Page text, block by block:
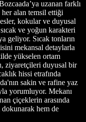
uzanan farklı
her alan temsil ettiği
kokular ve duyusal
ve yoğun karakteri
geliyor. Sıcak tonların
mekansal detaylarla
yükselen ortam
ziyaretçileri duyusal bir
hissi etrafında
sakin ve rafine yaz
yorumluyor. Mekanı
çiçeklerin arasında
hem de